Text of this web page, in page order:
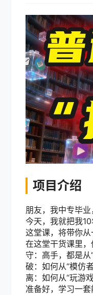
项目介绍
朋友，我中专毕
今天，我就把我
这堂课，将带你从
在这堂干货课里，
守：高手，都是从
破：如何从“模仿
离：如何从“玩游
准备好，学习一